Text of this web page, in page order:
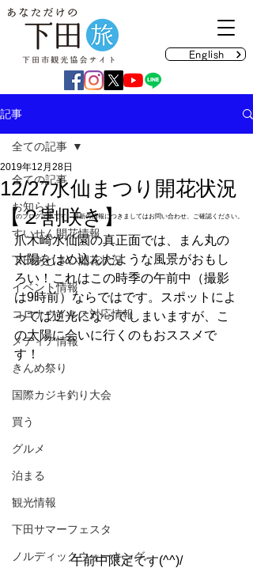
English
記事
全ての記事
お知らせ
すいせん開花情報
下田あじさい開花状況
イベント情報
コロナウイルス対応情報
メディア情報
きんめ祭り
国際カジキ釣り大会
買う
グルメ
泊まる
観光情報
下田サマーフェスタ
ノルディックウォーキング
全ての記事
12/27水仙まつり開花状況
【２割咲き】
2019年12月28日
爪木崎水仙園の真正面では、まん丸の
太陽をはめ込んだような風景がおもし
ろい！これはこの時季の午前中（撮影
は9時前）ならではです。スポットによ
っては逆光になってしまいますが、こ
の太陽に会いに行くのもおススメで
す！
午前中限定です(^^)/
のブログ記事です。最新の情報につきましてはお問い合わせ、ご確認ください。